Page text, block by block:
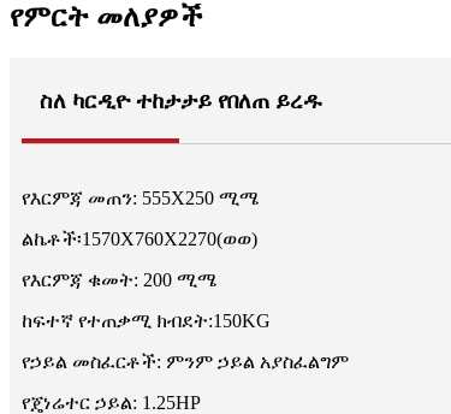
የምርት መለያዎች
ስለ ካርዲዮ ተከታታይ የበለጠ ይረዱ
የእርምጃ መጠን: 555X250 ሚሜ
ልኬቶች፡1570X760X2270(ወወ)
የእርምጃ ቁመት: 200 ሚሜ
ከፍተኛ የተጠቃሚ ክብደት:150KG
የኃይል መስፈርቶች: ምንም ኃይል አያስፈልግም
የጄነሬተር ኃይል: 1.25HP